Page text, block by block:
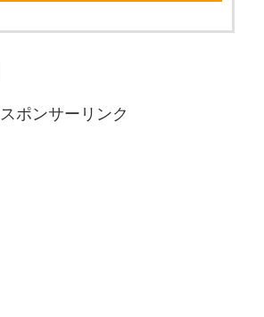
スポンサーリンク